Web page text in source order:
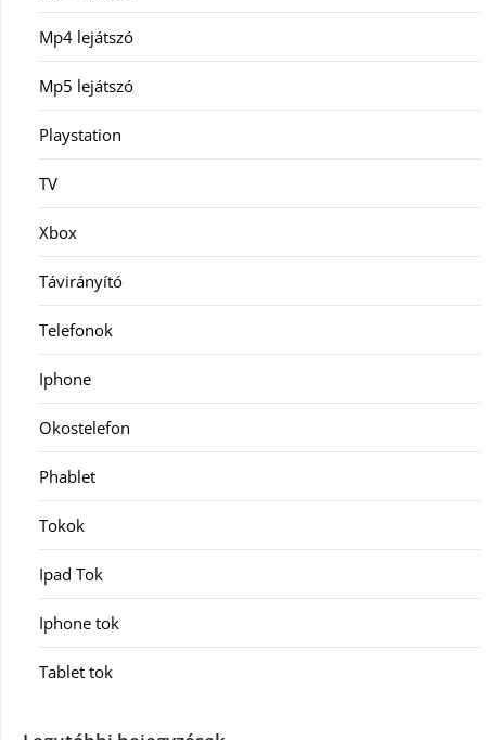
Mp4 lejátszó
Mp5 lejátszó
Playstation
TV
Xbox
Távirányító
Telefonok
Iphone
Okostelefon
Phablet
Tokok
Ipad Tok
Iphone tok
Tablet tok